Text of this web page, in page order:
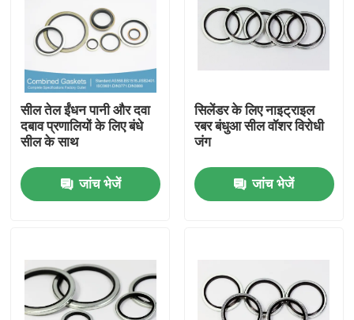
वीडियो
सील तेल ईंधन पानी और दवा
दबाव प्रणालियों के लिए बंधे
सील के साथ
जांच भेजें
सिलेंडर के लिए नाइट्राइल
रबर बंधुआ सील वॉशर विरोधी
जंग
जांच भेजें